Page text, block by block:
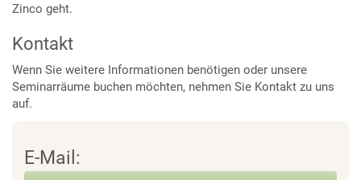
Zinco geht.
Kontakt
Wenn Sie weitere Informationen benötigen oder unsere
Seminarräume buchen möchten, nehmen Sie Kontakt zu uns
auf.
E-Mail: